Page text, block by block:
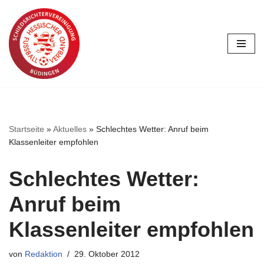
Zum
Inhalt
springen
Startseite »Aktuelles » Schlechtes Wetter: Anruf beim
Klassenleiter empfohlen
Schlechtes Wetter:
Anruf beim
Klassenleiter empfohlen
von Redaktion 29. Oktober 2012